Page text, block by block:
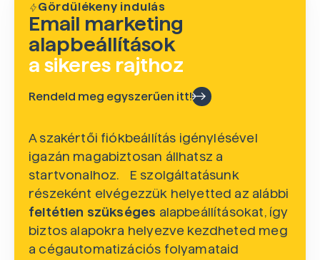
Gördülékeny indulás
Email marketing
alapbeállítások
a sikeres rajthoz
Rendeld meg egyszerűen itt!
A szakértői fiókbeállítás igénylésével
igazán magabiztosan állhatsz a
startvonalhoz. E szolgáltatásunk
részeként elvégezzük helyetted az alábbi
feltétlen szükséges alapbeállításokat, így
biztos alapokra helyezve kezdheted meg
a cégautomatizációs folyamataid